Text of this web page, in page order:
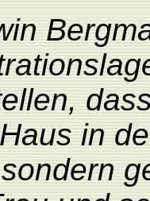
in